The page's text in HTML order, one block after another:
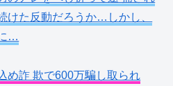
けた反動だろうか…しかし、
…
め詐 欺で600万騙し取られ